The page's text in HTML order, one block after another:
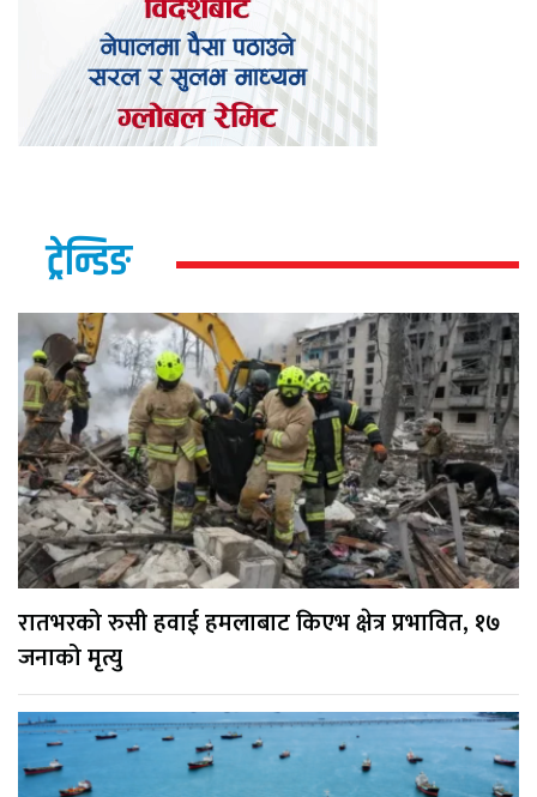
ट्रेन्डिङ
रातभरको रुसी हवाई हमलाबाट किएभ क्षेत्र प्रभावित, १७
जनाको मृत्यु